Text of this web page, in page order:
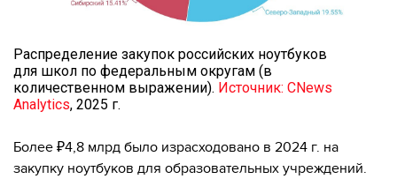
Распределение закупок российских ноутбуков
для школ по федеральным округам (в
количественном выражении). Источник: CNews
Analytics, 2025 г.
Более ₽4,8 млрд было израсходовано в 2024 г. на
закупку ноутбуков для образовательных учреждений.